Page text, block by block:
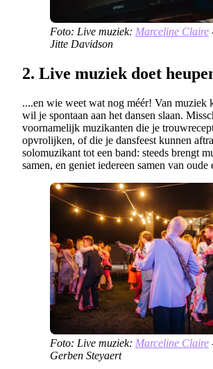
Foto: Live muziek: Marceline Claire
Jitte Davidson
2. Live muziek doet
....en wie weet wat nog méér! Van muziek
wil je spontaan aan het dansen slaan.
voornamelijk muzikanten die je
opvrolijken, of die je dansfeest kunnen
solomuzikant tot een band: steeds brengt
samen, en geniet iedereen samen van
Foto: Live muziek: Marceline Claire
Gerben Steyaert